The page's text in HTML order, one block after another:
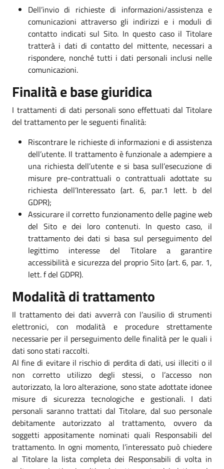
Dell’invio di richieste di informazioni/assistenza e
comunicazioni attraverso gli indirizzi e i moduli di
contatto indicati sul Sito. In questo caso il Titolare
tratterà i dati di contatto del mittente, necessari a
rispondere, nonché tutti i dati personali inclusi nelle
comunicazioni.
Finalità e base giuridica
I trattamenti di dati personali sono effettuati dal Titolare
del trattamento per le seguenti finalità:
Riscontrare le richieste di informazioni e di assistenza
dell’utente. Il trattamento è funzionale a adempiere a
una richiesta dell’utente e si basa sull’esecuzione di
misure pre-contrattuali o contrattuali adottate su
richiesta dell’Interessato (art. 6, par.1 lett. b del
GDPR);
Assicurare il corretto funzionamento delle pagine web
del Sito e dei loro contenuti. In questo caso, il
trattamento dei dati si basa sul perseguimento del
legittimo interesse del Titolare a garantire
accessibilità e sicurezza del proprio Sito (art. 6, par. 1,
lett. f del GDPR).
Modalità di trattamento
Il trattamento dei dati avverrà con l’ausilio di strumenti
elettronici, con modalità e procedure strettamente
necessarie per il perseguimento delle finalità per le quali i
dati sono stati raccolti.
Al fine di evitare il rischio di perdita di dati, usi illeciti o il
non corretto utilizzo degli stessi, o l’accesso non
autorizzato, la loro alterazione, sono state adottate idonee
misure di sicurezza tecnologiche e gestionali. I dati
personali saranno trattati dal Titolare, dal suo personale
debitamente autorizzato al trattamento, ovvero da
soggetti appositamente nominati quali Responsabili del
trattamento. In ogni momento, l’interessato può chiedere
al Titolare la lista completa dei Responsabili di volta in